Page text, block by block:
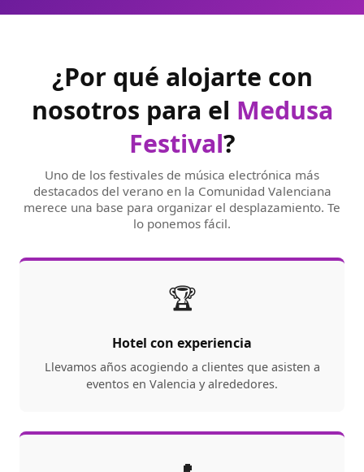
¿Por qué alojarte con
nosotros para el Medusa
Festival?
Uno de los festivales de música electrónica más
destacados del verano en la Comunidad Valenciana
merece una base para organizar el desplazamiento. Te
lo ponemos fácil.
🏆
Hotel con experiencia
Llevamos años acogiendo a clientes que asisten a
eventos en Valencia y alrededores.